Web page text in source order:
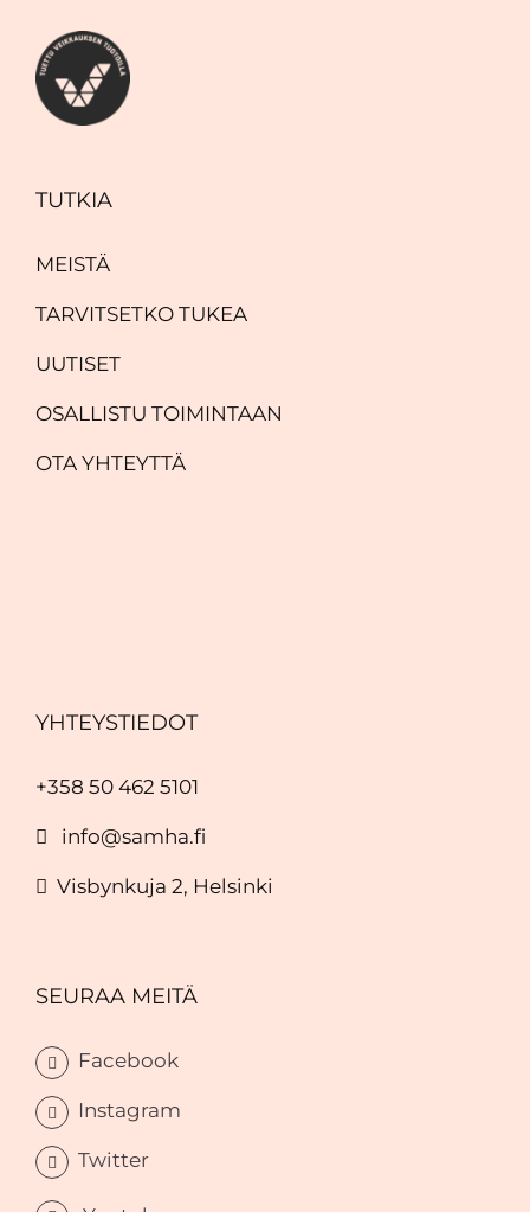
TUTKIA
MEISTÄ
TARVITSETKO TUKEA
UUTISET
OSALLISTU TOIMINTAAN
OTA YHTEYTTÄ
YHTEYSTIEDOT
+358 50 462 5101
info@samha.fi
Visbynkuja 2, Helsinki
SEURAA MEITÄ
Facebook
Instagram
Twitter